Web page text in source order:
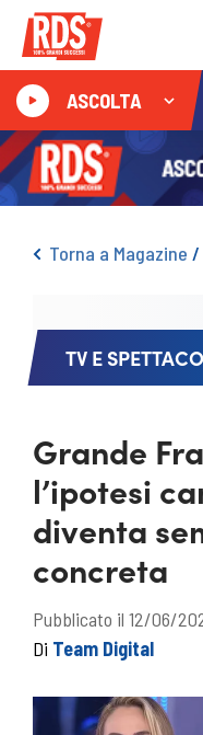
ASCOLTA
Torna a Magazine /
TV E
Grande
l’ipotesi
diventa
concreta
Pubblicato il 12/06/
Di Team Digital